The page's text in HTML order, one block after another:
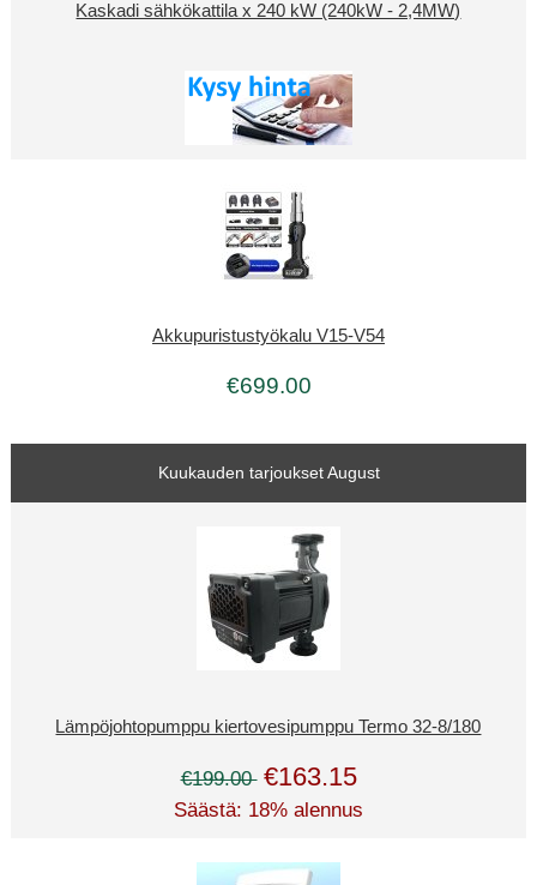
Kaskadi sähkökattila x 240 kW (240kW - 2,4MW)
Akkupuristustyökalu V15-V54
€699.00
Kuukauden tarjoukset August
Lämpöjohtopumppu kiertovesipumppu Termo 32-8/180
€199.00 €163.15
Säästä: 18% alennus